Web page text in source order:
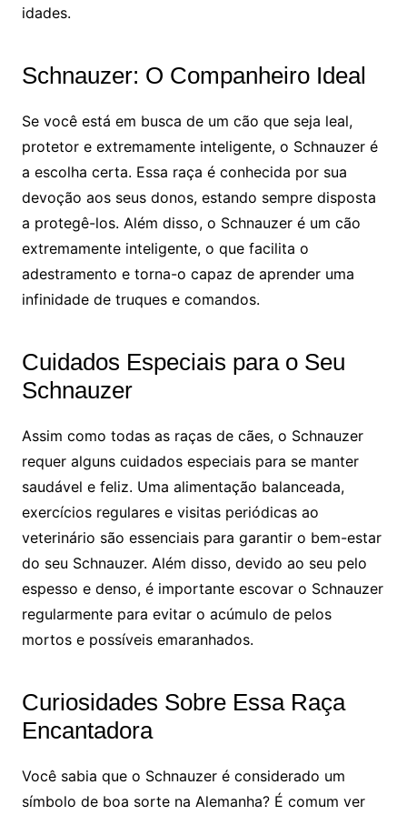
idades.
Schnauzer: O Companheiro Ideal
Se você está em busca de um cão que seja leal,
protetor e extremamente inteligente, o Schnauzer é
a escolha certa. Essa raça é conhecida por sua
devoção aos seus donos, estando sempre disposta
a protegê-los. Além disso, o Schnauzer é um cão
extremamente inteligente, o que facilita o
adestramento e torna-o capaz de aprender uma
infinidade de truques e comandos.
Cuidados Especiais para o Seu
Schnauzer
Assim como todas as raças de cães, o Schnauzer
requer alguns cuidados especiais para se manter
saudável e feliz. Uma alimentação balanceada,
exercícios regulares e visitas periódicas ao
veterinário são essenciais para garantir o bem-estar
do seu Schnauzer. Além disso, devido ao seu pelo
espesso e denso, é importante escovar o Schnauzer
regularmente para evitar o acúmulo de pelos
mortos e possíveis emaranhados.
Curiosidades Sobre Essa Raça
Encantadora
Você sabia que o Schnauzer é considerado um
símbolo de boa sorte na Alemanha? É comum ver